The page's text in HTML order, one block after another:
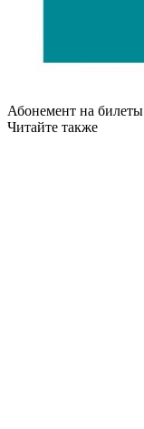
Абонемент на билеты
Читайте также